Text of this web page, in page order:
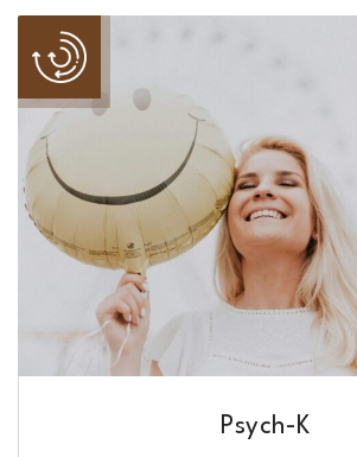
Psych-K